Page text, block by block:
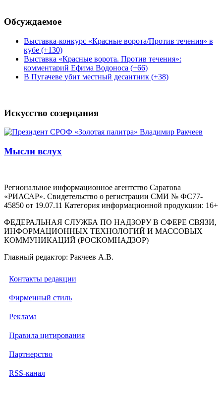
Обсуждаемое
Выставка-конкурс «Красные ворота/Против течения» в
кубе (+130)
Выставка «Красные ворота. Против течения»:
комментарий Ефима Водоноса (+66)
В Пугачеве убит местный десантник (+38)
Искусство созерцания
Мысли вслух
Региональное информационное агентство Саратова
«РИАСАР». Свидетельство о регистрации СМИ № ФС77-
45850 от 19.07.11 Категория информационной продукции: 16+
ФЕДЕРАЛЬНАЯ СЛУЖБА ПО НАДЗОРУ В СФЕРЕ СВЯЗИ,
ИНФОРМАЦИОННЫХ ТЕХНОЛОГИЙ И МАССОВЫХ
КОММУНИКАЦИЙ (РОСКОМНАДЗОР)
Главный редактор: Ракчеев А.В.
Контакты редакции
Фирменный стиль
Реклама
Правила цитирования
Партнерство
RSS-канал